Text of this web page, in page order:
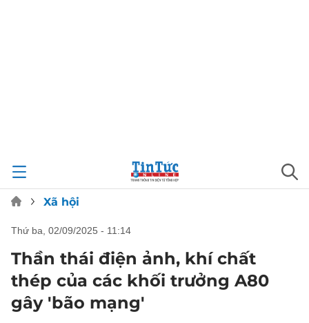
Xã hội
thứ ba, 02/09/2025 - 11:14
Thần thái điện ảnh, khí chất
thép của các khối trưởng A80
gây 'bão mạng'